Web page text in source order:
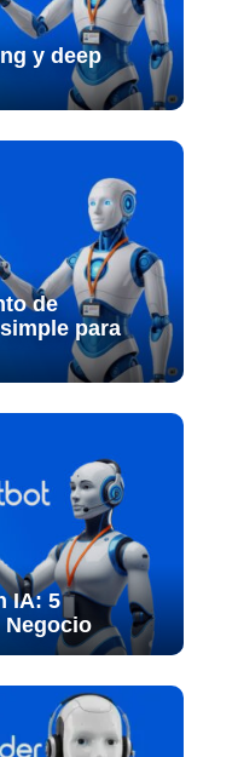
y deep
de
para
IA: 5
Negocio